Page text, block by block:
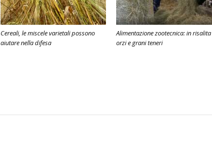
Cereali, le miscele varietali possono
aiutare nella difesa
Alimentazione zootecnica: in risalita
orzi e grani teneri